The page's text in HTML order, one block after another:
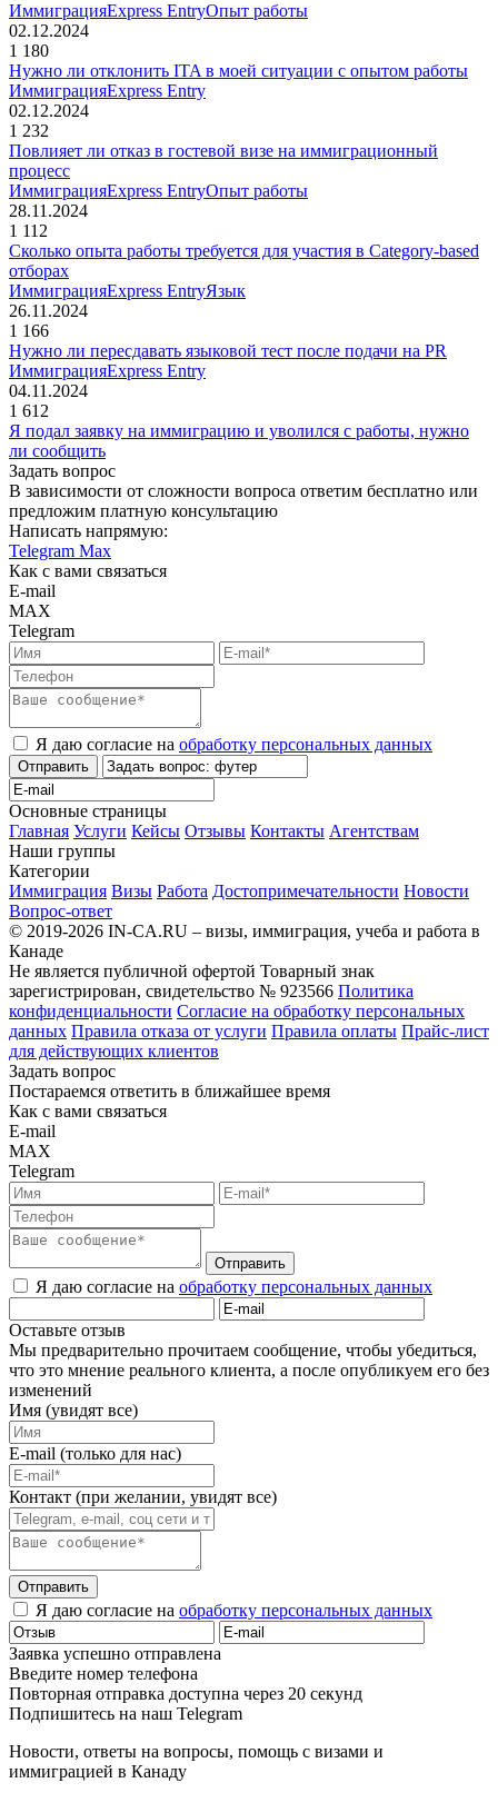
ИммиграцияExpress EntryОпыт работы
02.12.2024
1 180
Нужно ли отклонить ITA в моей ситуации с опытом работы
ИммиграцияExpress Entry
02.12.2024
1 232
Повлияет ли отказ в гостевой визе на иммиграционный
процесс
ИммиграцияExpress EntryОпыт работы
28.11.2024
1 112
Сколько опыта работы требуется для участия в Category-based
отборах
ИммиграцияExpress EntryЯзык
26.11.2024
1 166
Нужно ли пересдавать языковой тест после подачи на PR
ИммиграцияExpress Entry
04.11.2024
1 612
Я подал заявку на иммиграцию и уволился с работы, нужно
ли сообщить
Задать вопрос
В зависимости от сложности вопроса ответим бесплатно или
предложим платную консультацию
Написать напрямую:
Telegram Max
Как с вами связаться
E-mail
MAX
Telegram
Я даю согласие на обработку персональных данных
Отправить
Основные страницы
Главная Услуги Кейсы Отзывы Контакты Агентствам
Наши группы
Категории
Иммиграция Визы Работа Достопримечательности Новости
Вопрос-ответ
© 2019-2026 IN-CA.RU – визы, иммиграция, учеба и работа в
Канаде
Не является публичной офертой Товарный знак
зарегистрирован, свидетельство № 923566 Политика
конфиденциальности Согласие на обработку персональных
данных Правила отказа от услуги Правила оплаты Прайс-лист
для действующих клиентов
Задать вопрос
Постараемся ответить в ближайшее время
Как с вами связаться
E-mail
MAX
Telegram
Отправить
Я даю согласие на обработку персональных данных
Оставьте отзыв
Мы предварительно прочитаем сообщение, чтобы убедиться,
что это мнение реального клиента, а после опубликуем его без
изменений
Имя (увидят все)
E-mail (только для нас)
Контакт (при желании, увидят все)
Отправить
Я даю согласие на обработку персональных данных
Заявка успешно отправлена
Введите номер телефона
Повторная отправка доступна через 20 секунд
Подпишитесь на наш Telegram
Новости, ответы на вопросы, помощь с визами и
иммиграцией в Канаду